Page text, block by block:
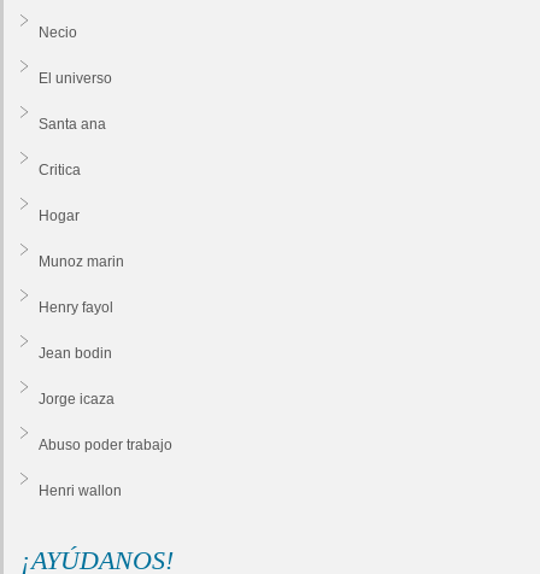
Necio
El universo
Santa ana
Critica
Hogar
Munoz marin
Henry fayol
Jean bodin
Jorge icaza
Abuso poder trabajo
Henri wallon
¡AYÚDANOS!